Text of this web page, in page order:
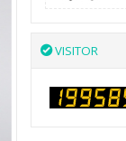
VISITOR